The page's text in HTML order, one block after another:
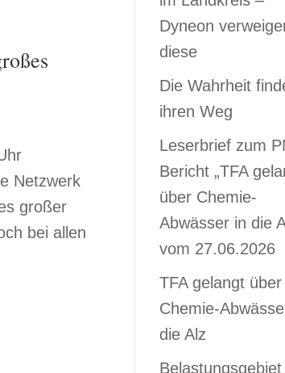
Netzwerk
großer
bei allen
Dyneon
diese
Die Wahrheit
ihren Weg
Leserbrief zum
Bericht „TFA
über Chemie-
Abwässer in die
vom 27.06.2026
TFA gelangt über
Chemie-
die Alz
Belastungsgebiet